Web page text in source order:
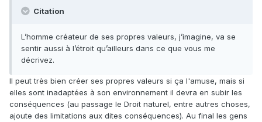
Citation
L’homme créateur de ses propres valeurs, j’imagine, va se
sentir aussi à l’étroit qu’ailleurs dans ce que vous me
décrivez.
Il peut très bien créer ses propres valeurs si ça l'amuse, mais si
elles sont inadaptées à son environnement il devra en subir les
conséquences (au passage le Droit naturel, entre autres choses,
ajoute des limitations aux dites conséquences). Au final les gens